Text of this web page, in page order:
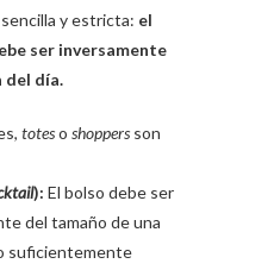
y estricta: el
ser inversamente
del día.
toteso shoppers son
): El bolso debe ser
del tamaño de una
suficientemente